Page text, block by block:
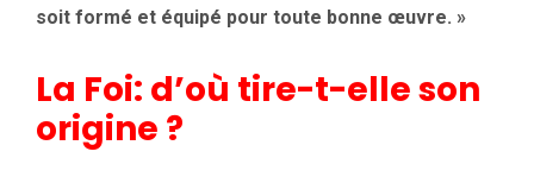
soit formé et équipé pour toute bonne œuvre. »
La Foi: d’où tire-t-elle son
origine ?